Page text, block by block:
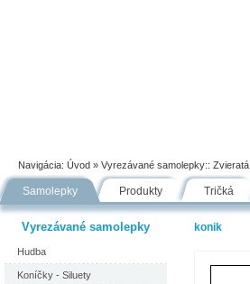
Navigácia: Úvod » Vyrezávané samolepky:: Zvieratá
Samolepky Produkty Tričká
Vyrezávané samolepky
Hudba
Koníčky - Siluety
konik